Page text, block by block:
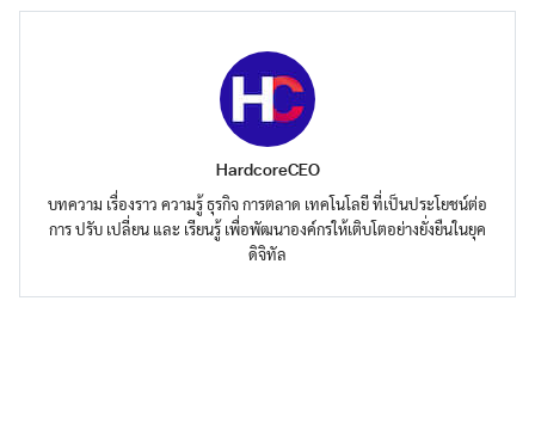
HardcoreCEO
บทความ เรื่องราว ความรู้ ธุรกิจ การตลาด เทคโนโลยี ที่เป็นประโยชน์ต่อ
การ ปรับ เปลี่ยน และ เรียนรู้ เพื่อพัฒนาองค์กรให้เติบโตอย่างยั่งยืนในยุค
ดิจิทัล